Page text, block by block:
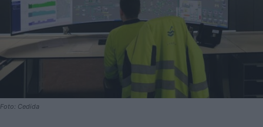
Foto: Cedida